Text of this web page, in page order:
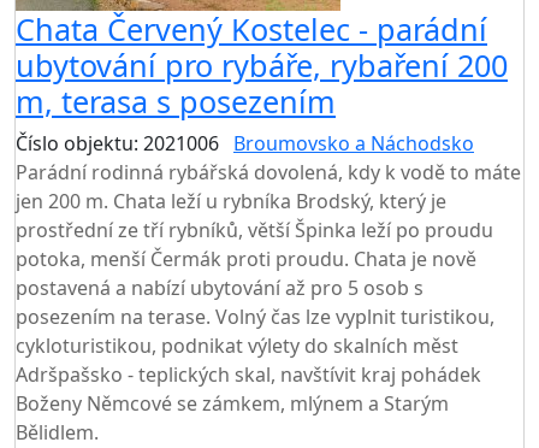
Chata Červený Kostelec - parádní
ubytování pro rybáře, rybaření 200
m, terasa s posezením
Číslo objektu: 2021006 Broumovsko a Náchodsko
Parádní rodinná rybářská dovolená, kdy k vodě to máte
jen 200 m. Chata leží u rybníka Brodský, který je
prostřední ze tří rybníků, větší Špinka leží po proudu
potoka, menší Čermák proti proudu. Chata je nově
postavená a nabízí ubytování až pro 5 osob s
posezením na terase. Volný čas lze vyplnit turistikou,
cykloturistikou, podnikat výlety do skalních měst
Adršpašsko - teplických skal, navštívit kraj pohádek
Boženy Němcové se zámkem, mlýnem a Starým
Bělidlem.